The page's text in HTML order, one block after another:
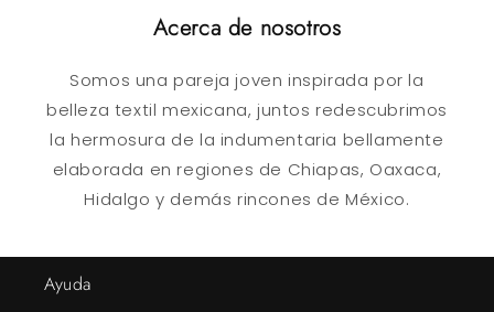
Acerca de nosotros
Somos una pareja joven inspirada por la
belleza textil mexicana, juntos redescubrimos
la hermosura de la indumentaria bellamente
elaborada en regiones de Chiapas, Oaxaca,
Hidalgo y demás rincones de México.
Ayuda